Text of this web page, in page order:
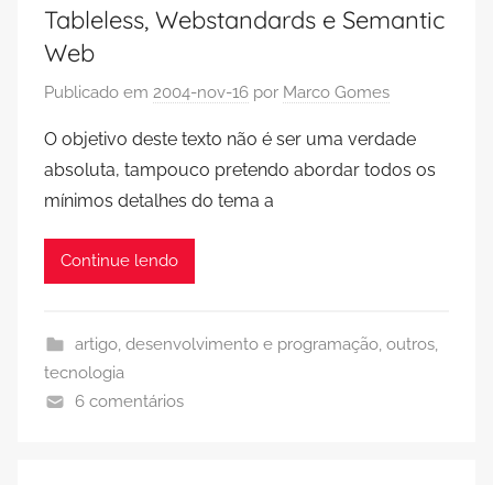
Tableless, Webstandards e Semantic
Web
Publicado em 2004-nov-16 por Marco Gomes
O objetivo deste texto não é ser uma verdade
absoluta, tampouco pretendo abordar todos os
mínimos detalhes do tema a
Continue lendo
artigo, desenvolvimento e programação, outros,
tecnologia
6 comentários